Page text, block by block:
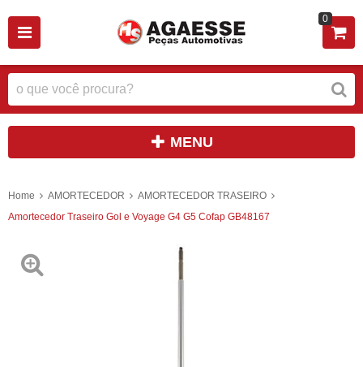
0
MENU
Home AMORTECEDOR
AMORTECEDOR TRASEIRO
Amortecedor Traseiro Gol e Voyage G4 G5 Cofap GB48167